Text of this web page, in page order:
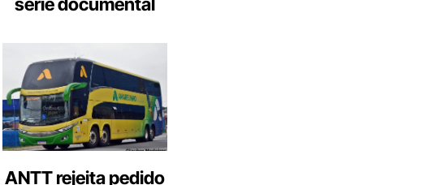
ANTT rejeita pedido